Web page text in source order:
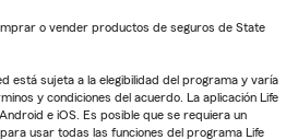
o vender productos de seguros de State
está sujeta a la elegibilidad del programa y varía
y condiciones del acuerdo. La aplicación Life
e iOS. Es posible que se requiera un
usar todas las funciones del programa Life